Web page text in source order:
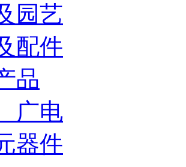
园艺
配件
品
广电
器件